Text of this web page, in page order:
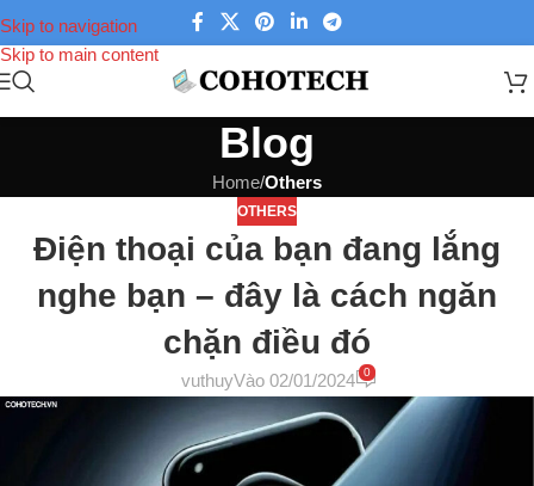
Skip to navigation
Skip to main content
Blog
Home/Others
OTHERS
Điện thoại của bạn đang lắng
nghe bạn – đây là cách ngăn
chặn điều đó
vuthuyVào 02/01/2024 0